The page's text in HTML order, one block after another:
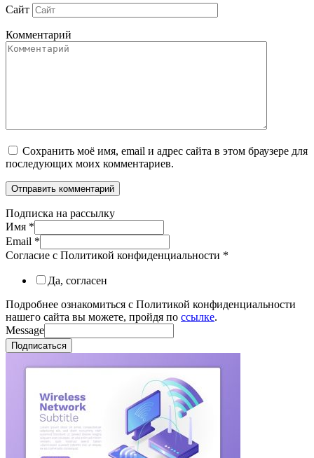
Сайт
Комментарий
Сохранить моё имя, email и адрес сайта в этом браузере для
последующих моих комментариев.
Подписка на рассылку
Имя *
Email *
Согласие с Политикой конфиденциальности *
Да, согласен
Подробнее ознакомиться с Политикой конфиденциальности
нашего сайта вы можете, пройдя по ссылке.
Message
Подписаться